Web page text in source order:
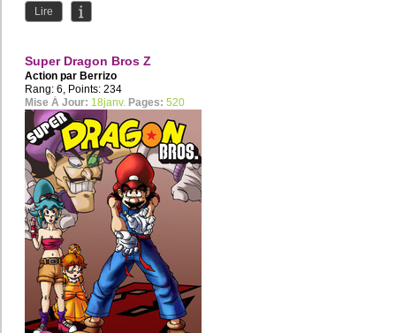
Lire
Super Dragon Bros Z
Action par Berrizo
Rang: 6, Points: 234
Mise À Jour: 18janv. Pages: 520